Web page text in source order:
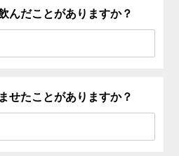
んだことがありますか？
せたことがありますか？